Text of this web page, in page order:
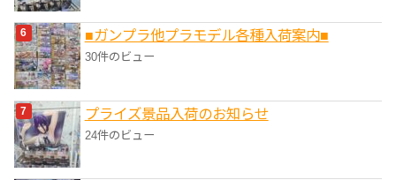
■ガンプラ他プラモデル各種入荷案内■
30件のビュー
プライズ景品入荷のお知らせ
24件のビュー